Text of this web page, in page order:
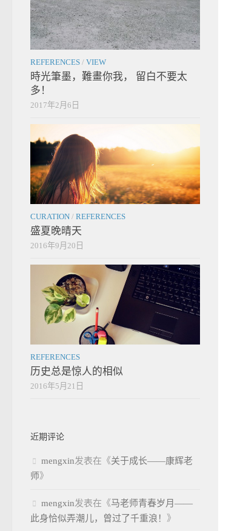
REFERENCES / VIEW
時光筆墨，難畫你我， 留白不要太
多！
2017年2月6日
CURATION / REFERENCES
盛夏晚晴天
2016年9月20日
REFERENCES
历史总是惊人的相似
2016年5月21日
近期评论
mengxin发表在《关于成长——康辉老
师》
mengxin发表在《马老师青春岁月——
此身恰似弄潮儿，曾过了千重浪！ 》